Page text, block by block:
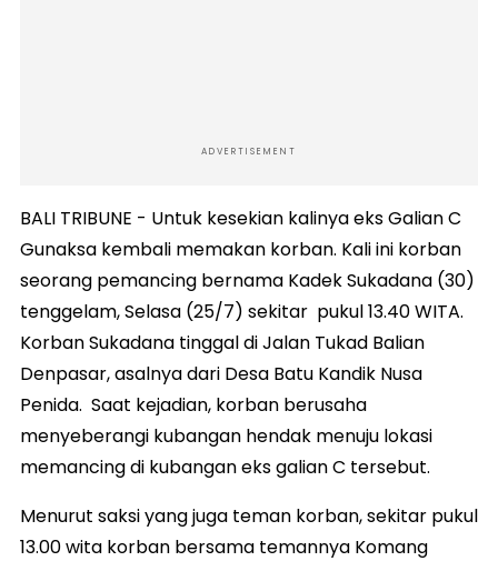
ADVERTISEMENT
BALI TRIBUNE - Untuk kesekian kalinya eks Galian C
Gunaksa kembali memakan korban. Kali ini korban
seorang pemancing bernama Kadek Sukadana (30)
tenggelam, Selasa (25/7) sekitar pukul 13.40 WITA.
Korban Sukadana tinggal di Jalan Tukad Balian
Denpasar, asalnya dari Desa Batu Kandik Nusa
Penida. Saat kejadian, korban berusaha
menyeberangi kubangan hendak menuju lokasi
memancing di kubangan eks galian C tersebut.
Menurut saksi yang juga teman korban, sekitar pukul
13.00 wita korban bersama temannya Komang